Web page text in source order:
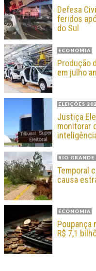
Defesa
feridos
do Sul
ECONOMIA
Produção
em julho
ELEIÇÕES
Justiça
monitorar
RIO GRANDE
Temporal
causa
ECONOMIA
Poupança
R$ 7,1